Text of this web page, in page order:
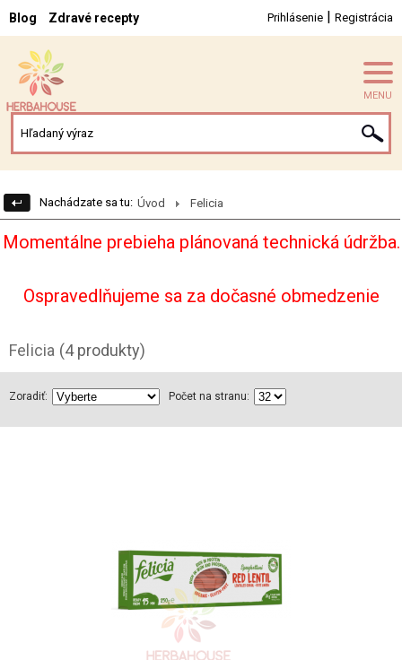
Blog Zdravé recepty Prihlásenie | Registrácia
MENU
Nachádzate sa tu: Úvod Felicia
Momentálne prebieha plánovaná technická údržba.
Ospravedlňujeme sa za dočasné obmedzenie
Felicia (4 produkty)
Zoradiť: Počet na stranu: